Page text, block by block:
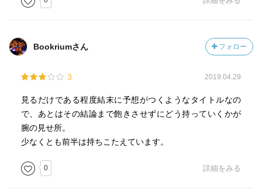
Bookriumさん フォロー
3 2019.04.29
見るだけである程度結末に予想がつくようなタイトルなの
で、あとはその結論まで飽きさせずにどう持っていくかが
腕の見せ所。
少なくとも前半は持ちこたえています。
0 詳細をみる